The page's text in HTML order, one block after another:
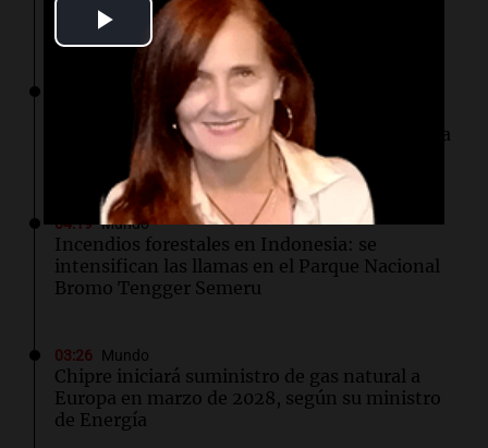
Play
Video
atómica en su 81 aniversario
Hutíes de Yemen atacan instalación de
Aramco en Arabia Saudí: nuevo conflicto en la
04:19 Mundo
Incendios forestales en Indonesia: se
intensifican las llamas en el Parque Nacional
Bromo Tengger Semeru
03:26 Mundo
Chipre iniciará suministro de gas natural a
Europa en marzo de 2028, según su ministro
de Energía